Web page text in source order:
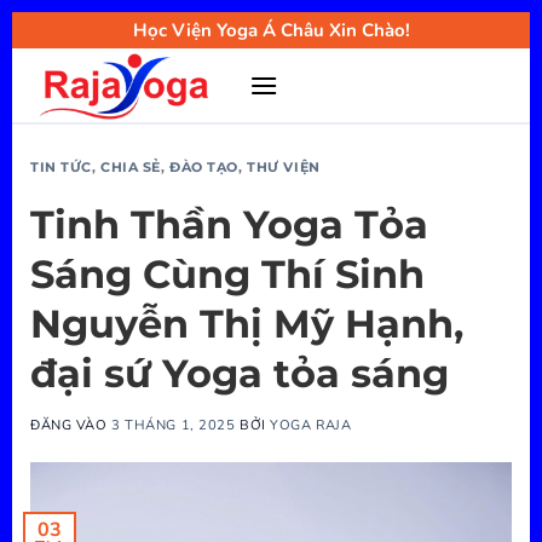
Bỏ
qua
nội
Học Viện Yoga Á Châu Xin Chào!
TIN TỨC,CHIA SẺ,ĐÀO TẠO,THƯ VIỆN
Tinh Thần Yoga Tỏa
Sáng Cùng Thí Sinh
Nguyễn Thị Mỹ Hạnh,
đại sứ Yoga tỏa sáng
ĐĂNG VÀO3 THÁNG 1, 2025 BỞIYOGA RAJA
03